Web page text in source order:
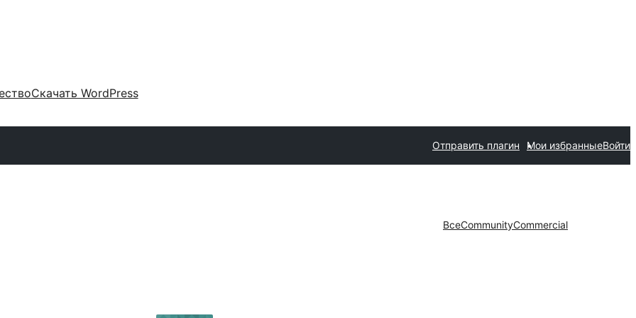
Скачать WordPress
Отправить плагин Мои избранныеВойти
ВсеCommunityCommercial